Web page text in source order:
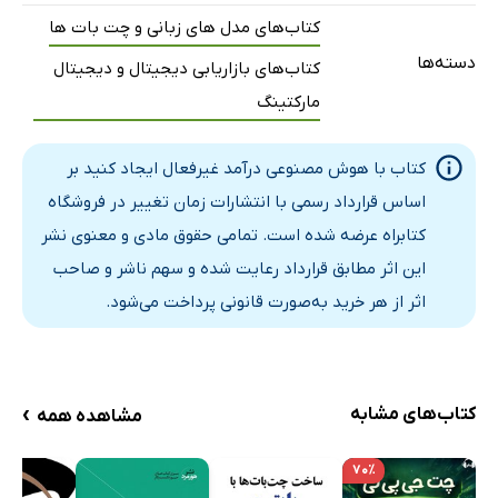
یک نکته احتیاطی: کارآموزان شما می‌توانند دروغ بگویند و حتی
آشنایی با سوپرعامل‌ها
انقلاب بدون کد
مفاهیم کلیدی که باید یاد بگیرید
جعبه ابزار ضروری شما: زرادخانه رایگان
اشتباهات رایج
ساختن «عضله اعتماد به هوش مصنوعی»
فصل 3: بیشتر خلق کنید، بهتر خلق کنید: راهنمای تولید محتوا
با هوش مصنوعی
دسته‌ها
کتاب‌های مدل های زبانی و چت بات ها
کتاب‌های بازاریابی دیجیتال و دیجیتال
مارکتینگ
کتاب با هوش مصنوعی درآمد غیرفعال ایجاد کنید بر
اساس قرارداد رسمی با انتشارات زمان تغییر در فروشگاه
کتابراه عرضه شده است. تمامی حقوق مادی و معنوی نشر
این اثر مطابق قرارداد رعایت شده و سهم ناشر و صاحب
اثر از هر خرید به‌صورت قانونی پرداخت می‌شود.
کتاب‌های مشابه مشاهده همه ›
۷۰٪